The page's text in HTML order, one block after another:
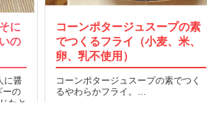
に
の
に醤
ーの
たと
コーンポタージュスープの素
でつくるフライ（小麦、米、
卵、乳不使用）
コーンポタージュスープの素でつく
るやわらかフライ。…